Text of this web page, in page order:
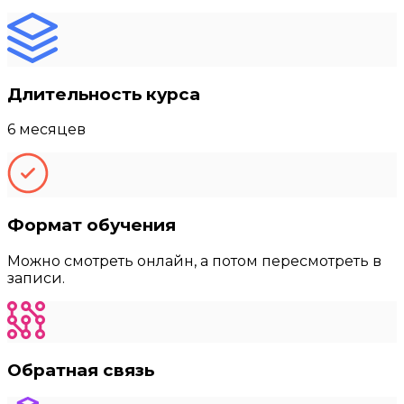
Длительность курса
6 месяцев
Формат обучения
Можно смотреть онлайн, а потом пересмотреть в
записи.
Обратная связь